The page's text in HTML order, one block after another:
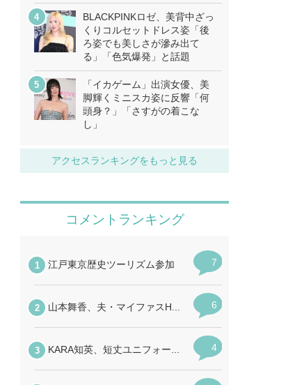
BLACKPINKロゼ、美背中ざっ
くりコルセットドレス姿「後
ろ姿でも美しさが滲み出て
る」「色気爆発」と話題
「イカゲーム」出演女優、美
脚輝くミニスカ姿に反響「何
頭身？」「さすがの着こな
し」
アクセスランキングをもっと見る